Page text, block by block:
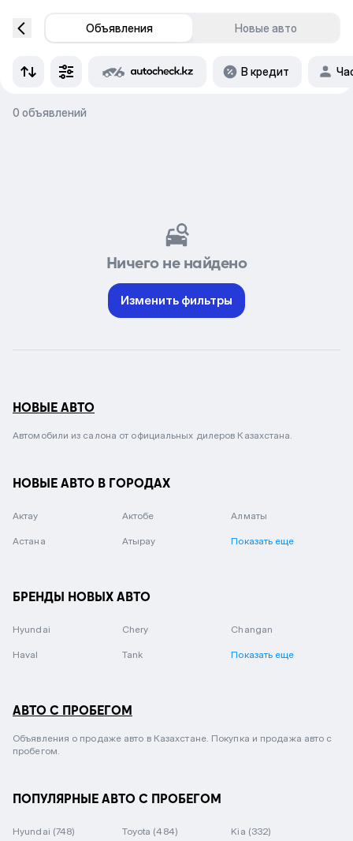
Объявления Новые авто
В кредит
0 объявлений
Ничего не найдено
Изменить фильтры
НОВЫЕ АВТО
Автомобили из салона от официальных дилеров Казахстана.
НОВЫЕ АВТО В ГОРОДАХ
Актау Актобе Алматы
Астана Атырау Показать еще
БРЕНДЫ НОВЫХ АВТО
Hyundai Chery Changan
Haval Tank Показать еще
АВТО С ПРОБЕГОМ
Объявления о продаже авто в Казахстане. Покупка и продажа авто с
пробегом.
ПОПУЛЯРНЫЕ АВТО С ПРОБЕГОМ
Hyundai (748) Toyota (484) Kia (332)